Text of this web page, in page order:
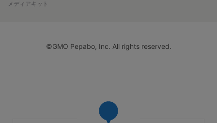
メディアキット
©GMO Pepabo, Inc. All rights reserved.